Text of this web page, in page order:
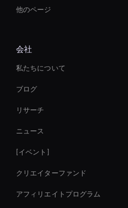
他のページ
Interactive Digital Assistant
Financial Services Ai Avatar
Smart Ai Avatar
Interactive Product Demo Ai
Holographic Avatar For Retail Stores
Custom Ai Avatar Development
Ai Avatar Live Chat
会社
私たちについて
ブログ
リサーチ
ニュース
[イベント]
クリエイターファンド
アフィリエイトプログラム